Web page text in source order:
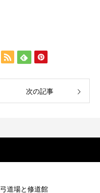
次の記事
弓道場と修道館